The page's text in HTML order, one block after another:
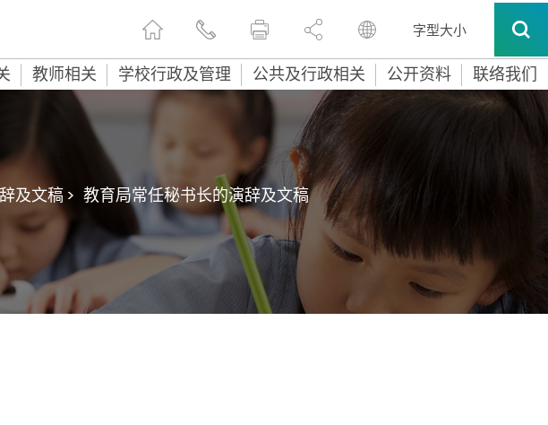
字型大小
教师相关 学校行政及管理 公共及行政相关 公开资料 联络我们
及文稿 > 教育局常任秘书长的演辞及文稿